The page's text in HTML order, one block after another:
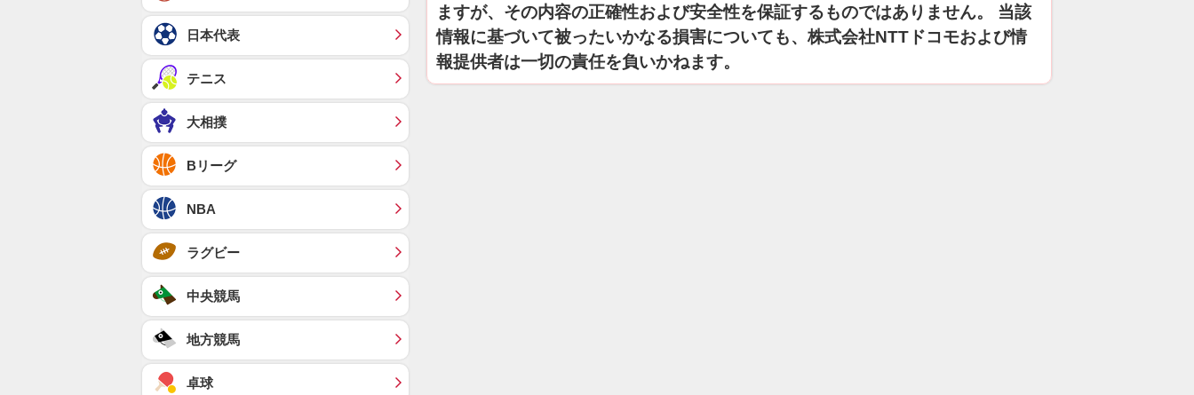
ますが、その内容の正確性および安全性を保証するものではありません。 当該
情報に基づいて被ったいかなる損害についても、株式会社NTTドコモおよび情
報提供者は一切の責任を負いかねます。
日本代表
テニス
大相撲
Bリーグ
NBA
ラグビー
中央競馬
地方競馬
卓球